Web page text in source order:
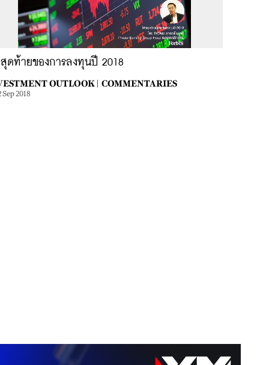
สุดท้ายของการลงทุนปี 2018
OUTLOOK | COMMENTARIES
Sep 2018